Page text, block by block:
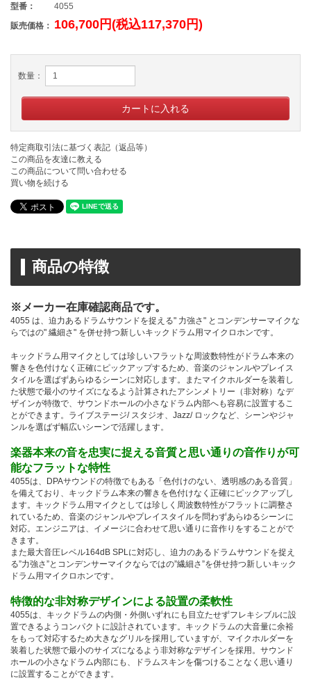
型番：
4055
販売価格： 106,700円(税込117,370円)
数量：
特定商取引法に基づく表記（返品等）
この商品を友達に教える
この商品について問い合わせる
買い物を続ける
商品の特徴
※メーカー在庫確認商品です。
4055 は、迫力あるドラムサウンドを捉える" 力強さ" とコンデンサーマイクな
らではの" 繊細さ" を併せ持つ新しいキックドラム用マイクロホンです。
キックドラム用マイクとしては珍しいフラットな周波数特性がドラム本来の
響きを色付けなく正確にピックアップするため、音楽のジャンルやプレイス
タイルを選ばずあらゆるシーンに対応します。またマイクホルダーを装着し
た状態で最小のサイズになるよう計算されたアシンメトリー（非対称）なデ
ザインが特徴で、サウンドホールの小さなドラム内部へも容易に設置するこ
とができます。ライブステージ/ スタジオ、Jazz/ ロックなど、シーンやジャ
ンルを選ばず幅広いシーンで活躍します。
楽器本来の音を忠実に捉える音質と思い通りの音作りが可
能なフラットな特性
4055は、DPAサウンドの特徴でもある「色付けのない、透明感のある音質」
を備えており、キックドラム本来の響きを色付けなく正確にピックアップし
ます。キックドラム用マイクとしては珍しく周波数特性がフラットに調整さ
れているため、音楽のジャンルやプレイスタイルを問わずあらゆるシーンに
対応。エンジニアは、イメージに合わせて思い通りに音作りをすることがで
きます。
また最大音圧レベル164dB SPLに対応し、迫力のあるドラムサウンドを捉え
る”力強さ”とコンデンサーマイクならではの”繊細さ”を併せ持つ新しいキック
ドラム用マイクロホンです。
特徴的な非対称デザインによる設置の柔軟性
4055は、キックドラムの内側・外側いずれにも目立たせずフレキシブルに設
置できるようコンパクトに設計されています。キックドラムの大音量に余裕
をもって対応するため大きなグリルを採用していますが、マイクホルダーを
装着した状態で最小のサイズになるよう非対称なデザインを採用。サウンド
ホールの小さなドラム内部にも、ドラムスキンを傷つけることなく思い通り
に設置することができます。